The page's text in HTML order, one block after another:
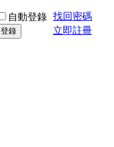
自動登錄 找回密碼
登錄 立即註冊